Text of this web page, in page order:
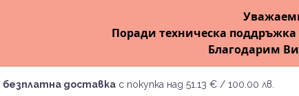
Поради техническа
Благодарим
безплатна доставка с покупка над 51.13 € / 100.00 лв.